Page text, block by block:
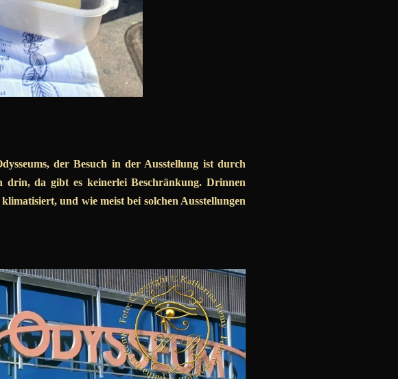
der Besuch in der Ausstellung ist durch
da gibt es keinerlei Beschränkung. Drinnen
und wie meist bei solchen Ausstellungen